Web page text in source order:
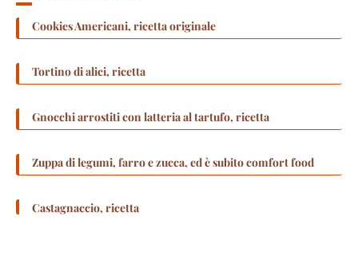
Cookies Americani, ricetta originale
Tortino di alici, ricetta
Gnocchi arrostiti con latteria al tartufo, ricetta
Zuppa di legumi, farro e zucca, ed è subito comfort food
Castagnaccio, ricetta